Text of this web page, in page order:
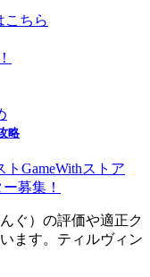
こちら
略
GameWithストア
募集！
ぐ）の評価や適正ク
ます。ティルヴィン